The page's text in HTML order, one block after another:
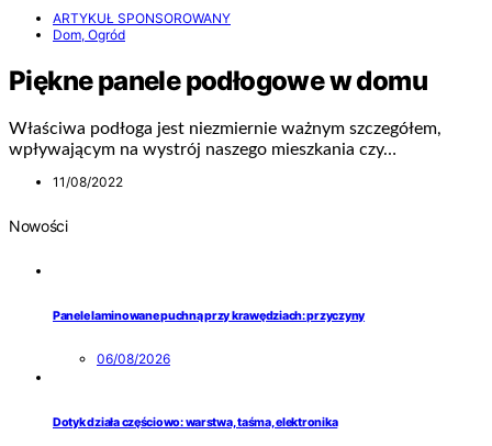
ARTYKUŁ SPONSOROWANY
Dom, Ogród
Piękne panele podłogowe w domu
Właściwa podłoga jest niezmiernie ważnym szczegółem,
wpływającym na wystrój naszego mieszkania czy…
11/08/2022
Nowości
Panele laminowane puchną przy krawędziach: przyczyny
06/08/2026
Dotyk działa częściowo: warstwa, taśma, elektronika